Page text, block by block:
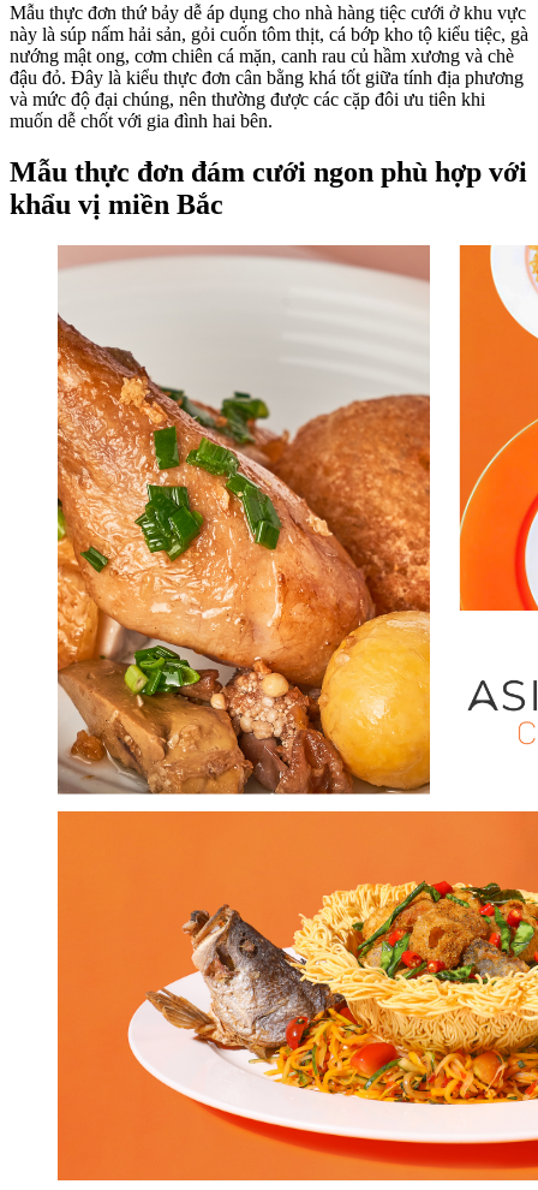
Mẫu thực đơn thứ bảy dễ áp dụng cho nhà hàng tiệc cưới ở khu vực
này là súp nấm hải sản, gỏi cuốn tôm thịt, cá bớp kho tộ kiểu tiệc, gà
nướng mật ong, cơm chiên cá mặn, canh rau củ hầm xương và chè
đậu đỏ. Đây là kiểu thực đơn cân bằng khá tốt giữa tính địa phương
và mức độ đại chúng, nên thường được các cặp đôi ưu tiên khi
muốn dễ chốt với gia đình hai bên.
Mẫu thực đơn đám cưới ngon phù hợp với
khẩu vị miền Bắc